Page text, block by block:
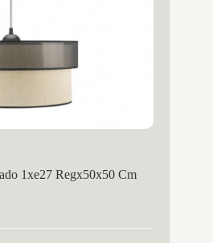
1xe27 Regx50x50 Cm